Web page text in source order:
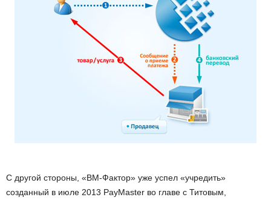
С другой стороны, «ВМ-Фактор» уже успел «учредить»
созданный в июле 2013 PayMaster во главе с Титовым,